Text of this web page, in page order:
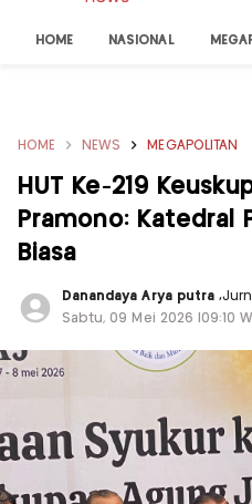
HOME NASIONAL
HOME NEWS MEGAPOLITAN
HUT Ke-219
Pramono: Katedral
Biasa
Danandaya Arya putra,
Sabtu, 09 Mei 2026 |09:10